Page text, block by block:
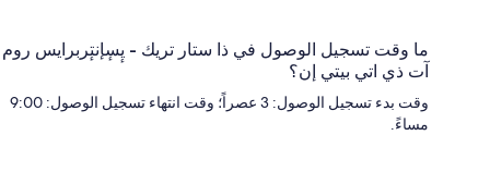
ما وقت تسجيل الوصول في ذا ستار تريك - يٕسٕإنتٕربرايس روم
آت ذي اتي بيتي إن؟
وقت بدء تسجيل الوصول: 3 عصراً؛ وقت انتهاء تسجيل الوصول: 9:00
مساءً.